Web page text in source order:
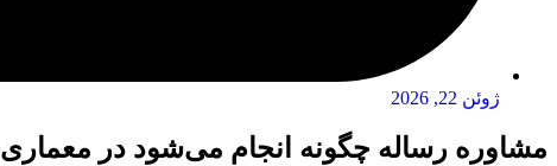
ژوئن 22, 2026
مشاوره رساله چگونه انجام می‌شود در معماری